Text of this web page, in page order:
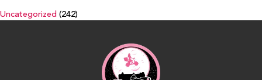
Uncategorized (242)